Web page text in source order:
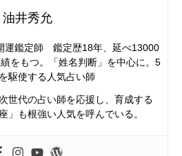
油井秀允
運鑑定師 鑑定歴18年、延べ13000
をもつ。「姓名判断」を中心に。5
駆使する人気占い師
世代の占い師を応援し、育成する
」も根強い人気を呼んでいる。